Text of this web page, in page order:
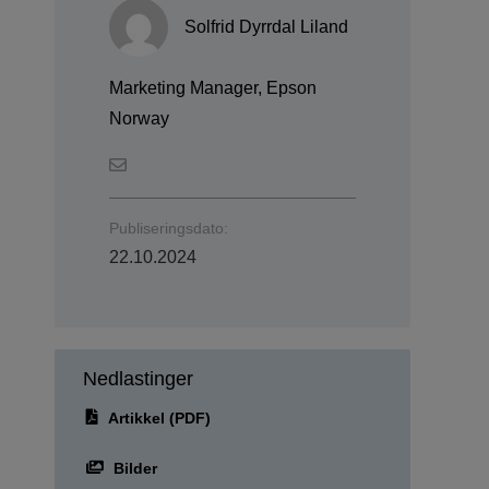
Solfrid Dyrrdal Liland
Marketing Manager, Epson
Norway
Publiseringsdato:
22.10.2024
Nedlastinger
Artikkel (PDF)
Bilder